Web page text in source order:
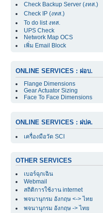
Check Backup Server (งทส.)
Check IP (งทส.)
To do list งทส.
UPS Check
Network Map OCS
เพิ่ม Email Block
ONLINE SERVICES : ฝอบ.
Flange Dimensions
Gear Actuator Sizing
Face To Face Dimensions
ONLINE SERVICES : ฝปค.
เครื่องมือวัด SCI
OTHER SERVICES
เบอร์ฉุกเฉิน
Webmail
สถิติการใช้งาน internet
พจนานุกรม อังกฤษ <-> ไทย
พจนานุกรม อังกฤษ -> ไทย